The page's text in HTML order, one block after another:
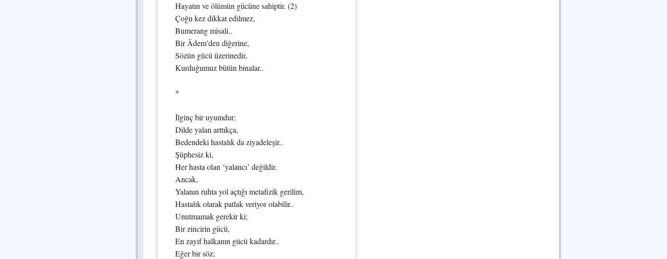
Hayatın ve ölümün gücüne sahiptir. (2)
Çoğu kez dikkat edilmez,
Bumerang misali..
Bir Âdem’den diğerine,
Sözün gücü üzerinedir,
Kurduğumuz bütün binalar..
*
İlginç bir uyumdur;
Dilde yalan arttıkça,
Bedendeki hastalık da ziyadeleşir..
Şüphesiz ki,
Her hasta olan ‘yalancı’ değildir.
Ancak,
Yalanın ruhta yol açtığı metafizik gerilim,
Hastalık olarak patlak veriyor olabilir..
Unutmamak gerekir ki;
Bir zincirin gücü,
En zayıf halkanın gücü kadardır..
Eğer bir söz;